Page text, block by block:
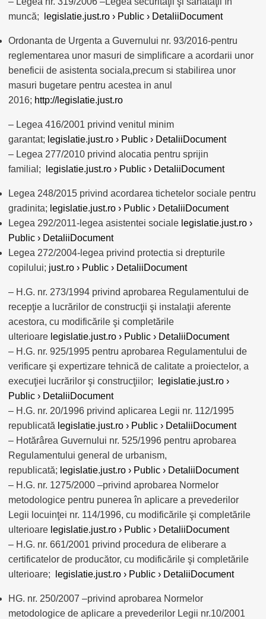
muncă;
legislatie.just.ro › Public › DetaliiDocument
Ordonanta de Urgenta a Guvernului nr. 93/2016-pentru
reglementarea unor masuri de simplificare a acordarii unor
beneficii de asistenta sociala,precum si stabilirea unor
masuri bugetare pentru acestea in anul
2016; http://legislatie.just.ro
– Legea 416/2001 privind venitul minim
garantat; legislatie.just.ro › Public › DetaliiDocument
– Legea 277/2010 privind alocatia pentru sprijin
familial;
legislatie.just.ro › Public › DetaliiDocument
Legea 248/2015 privind acordarea tichetelor sociale pentru
gradinita; legislatie.just.ro › Public › DetaliiDocument
Legea 292/2011-legea asistentei sociale legislatie.just.ro ›
Public › DetaliiDocument
Legea 272/2004-legea privind protectia si drepturile
copilului; just.ro › Public › DetaliiDocument
– H.G. nr. 273/1994 privind aprobarea Regulamentului de
recepţie a lucrărilor de construcţii şi instalaţii aferente
acestora, cu modificările şi completările
ulterioare legislatie.just.ro › Public › DetaliiDocument
– H.G. nr. 925/1995 pentru aprobarea Regulamentului de
verificare şi expertizare tehnică de calitate a proiectelor, a
execuţiei lucrărilor şi construcţiilor;
legislatie.just.ro ›
Public › DetaliiDocument
– H.G. nr. 20/1996 privind aplicarea Legii nr. 112/1995
republicată legislatie.just.ro › Public › DetaliiDocument
– Hotărârea Guvernului nr. 525/1996 pentru aprobarea
Regulamentului general de urbanism,
republicată; legislatie.just.ro › Public › DetaliiDocument
– H.G. nr. 1275/2000 –privind aprobarea Normelor
metodologice pentru punerea în aplicare a prevederilor
Legii locuinţei nr. 114/1996, cu modificările şi completările
ulterioare legislatie.just.ro › Public › DetaliiDocument
– H.G. nr. 661/2001 privind procedura de eliberare a
certificatelor de producător, cu modificările şi completările
ulterioare;
legislatie.just.ro › Public › DetaliiDocument
HG. nr. 250/2007 –privind aprobarea Normelor
metodologice de aplicare a prevederilor Legii nr.10/2001